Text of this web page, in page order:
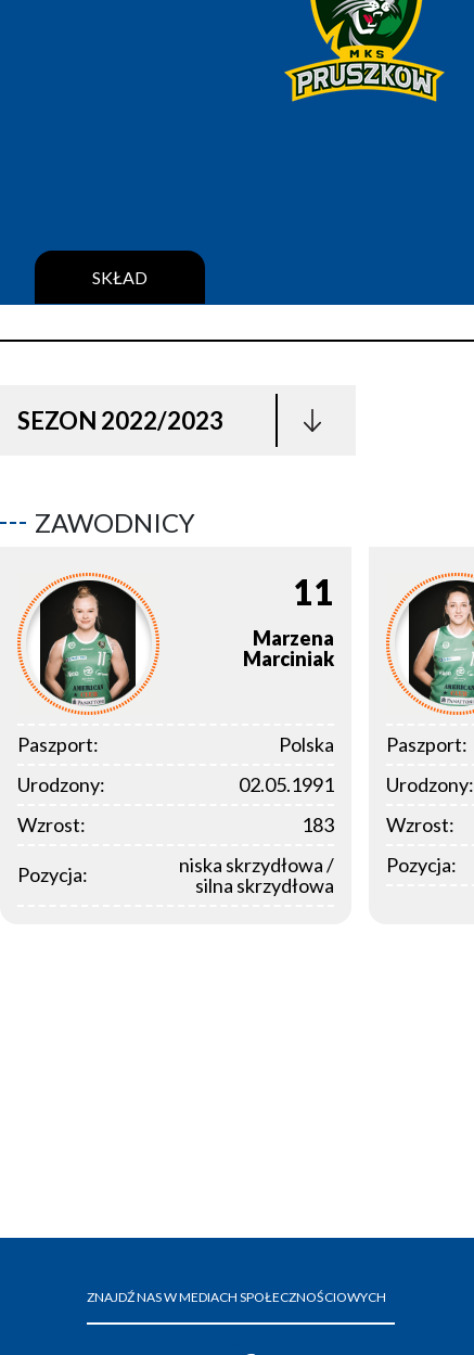
SKŁAD
SEZON 2022/2023
ZAWODNICY
11
Marzena
Marciniak
Paszport:
Polska
Urodzony:
02.05.1991
Wzrost:
183
Pozycja:
niska skrzydłowa /
silna skrzydłowa
Paszport:
Urodzony:
Wzrost:
Pozycja:
ZNAJDŹ NAS W MEDIACH SPOŁECZNOŚCIOWYCH